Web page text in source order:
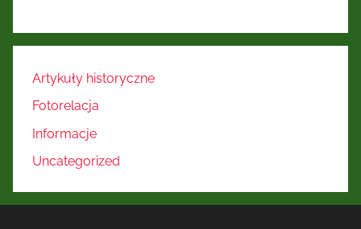
Artykuły historyczne
Fotorelacja
Informacje
Uncategorized